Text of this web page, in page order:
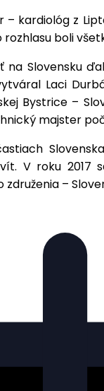
– kardiológ z
rozhlasu boli
na Slovensku
Laci
Bystrice –
majster
V roku
–